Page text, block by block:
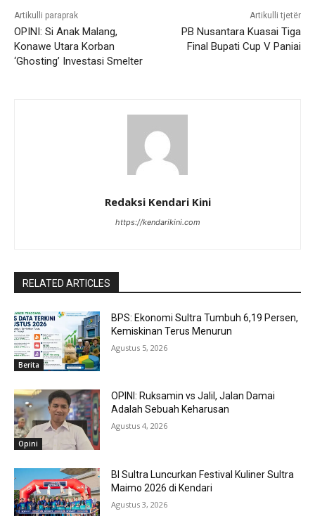
Artikulli paraprak
OPINI: Si Anak Malang,
Konawe Utara Korban
‘Ghosting’ Investasi Smelter
Artikulli tjetër
PB Nusantara Kuasai Tiga
Final Bupati Cup V Paniai
Redaksi Kendari Kini
https://kendarikini.com
RELATED ARTICLES
Berita
BPS: Ekonomi Sultra Tumbuh 6,19 Persen,
Kemiskinan Terus Menurun
Agustus 5, 2026
Opini
OPINI: Ruksamin vs Jalil, Jalan Damai
Adalah Sebuah Keharusan
Agustus 4, 2026
BI Sultra Luncurkan Festival Kuliner Sultra
Maimo 2026 di Kendari
Agustus 3, 2026